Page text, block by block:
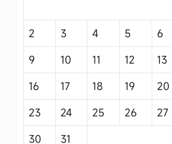
2
3 4 5 6
9
10 11 12 13
16
17 18 19 20
23
24 25 26 27
30
31